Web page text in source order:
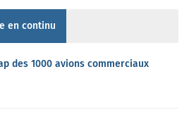
en continu
des 1000 avions commerciaux